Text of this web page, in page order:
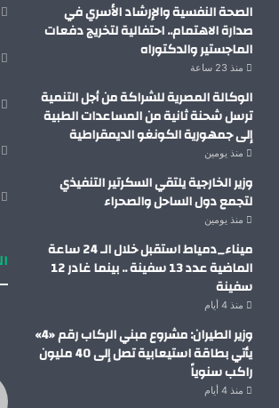
الصحة النفسية والإرشاد الأسري في
صدارة الاهتمام.. احتفالية لتخريج دفعات
الماجستير والدكتوراه
منذ 23 ساعة
الوكالة المصرية للشراكة من أجل التنمية
ترسل شحنة ثانية من المساعدات الطبية
إلى جمهورية الكونغو الديمقراطية
منذ يومين
وزير الخارجية يلتقي السكرتير التنفيذي
لتجمع دول الساحل والصحراء
منذ يومين
ميناء_دمياط استقبل خلال الـ 24 ساعة
الماضية عدد 13 سفينة .. بينما غادر 12
سفينة
منذ 4 أيام
وزير الطيران: مشروع مبني الركاب رقم «4»
يأتي بطاقة استيعابية تصل إلى 40 مليون
راكب سنوياً
منذ 4 أيام